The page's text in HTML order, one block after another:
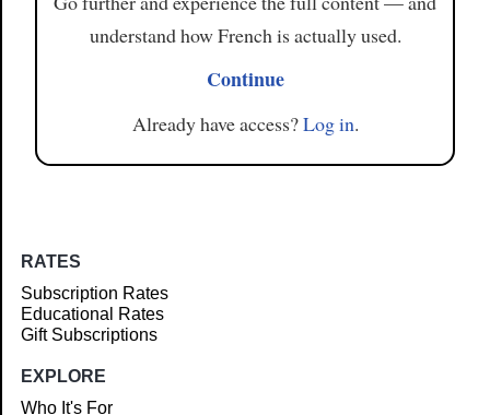
understand how French is actually used.
Continue
Already have access?Log in.
RATES
Subscription Rates
Educational Rates
Gift Subscriptions
EXPLORE
Who It's For